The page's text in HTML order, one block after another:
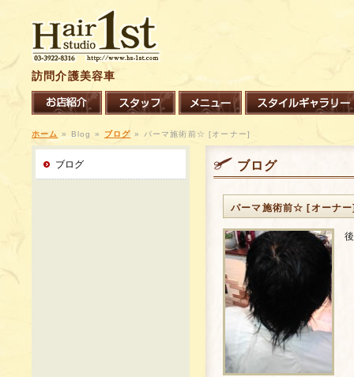
訪問介護美容車
ホーム » Blog » ブログ » パーマ施術前☆ [オーナー]
ブログ ブログ
パーマ施術前☆ [オーナ